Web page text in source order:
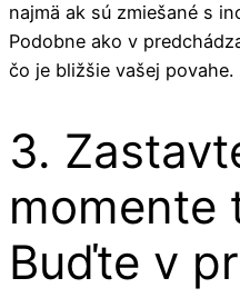
najmä ak sú zmiešané s
Podobne ako v
čo je bližšie vašej povahe.
3.
momente
Buďte v